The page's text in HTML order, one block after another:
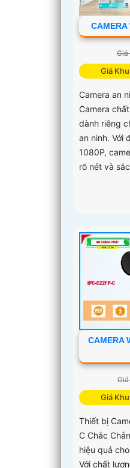
CAMERA
Giá
Camera an
Camera
dành riêng
an ninh. Với
1080P,
rõ nét và
CAMERA
Giá
Thiết bị
C Chắc
hiệu quả
Với chất